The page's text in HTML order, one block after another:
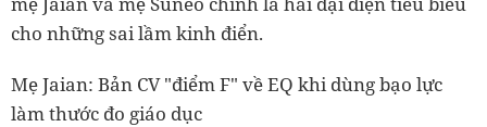
cho những sai lầm kinh điển.
Mẹ Jaian: Bản CV "điểm F" về EQ khi dùng bạo lực
làm thước đo giáo dục